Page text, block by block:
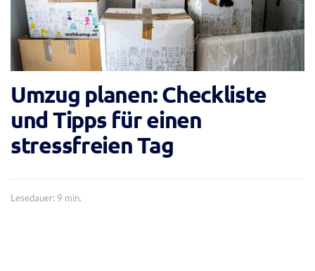
Umzug planen: Checkliste
und Tipps für einen
stressfreien Tag
Lesedauer: 9 min.